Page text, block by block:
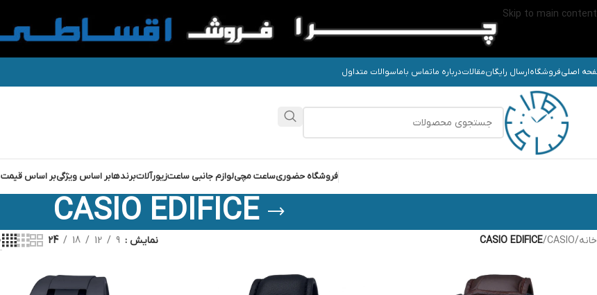
Skip to main content
اصلیفروشگاهارسال رایگانمقالاتدرباره ماتماس باماسوالات متداول
فروشگاه حضوریساعت مچیلوازم جانبی ساعتزیورآلاتبرندهابر اساس ویژگیبر اساس قیمت
CASIO EDIFICE
خانه/
CASIO
/
CASIO EDIFICE نمایش 9
12
18
24